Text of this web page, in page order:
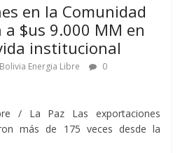
en la Comunidad
$us 9.000 MM en
institucional
Bolivia Energia Libre
0
/ La Paz Las exportaciones
más de 175 veces desde la